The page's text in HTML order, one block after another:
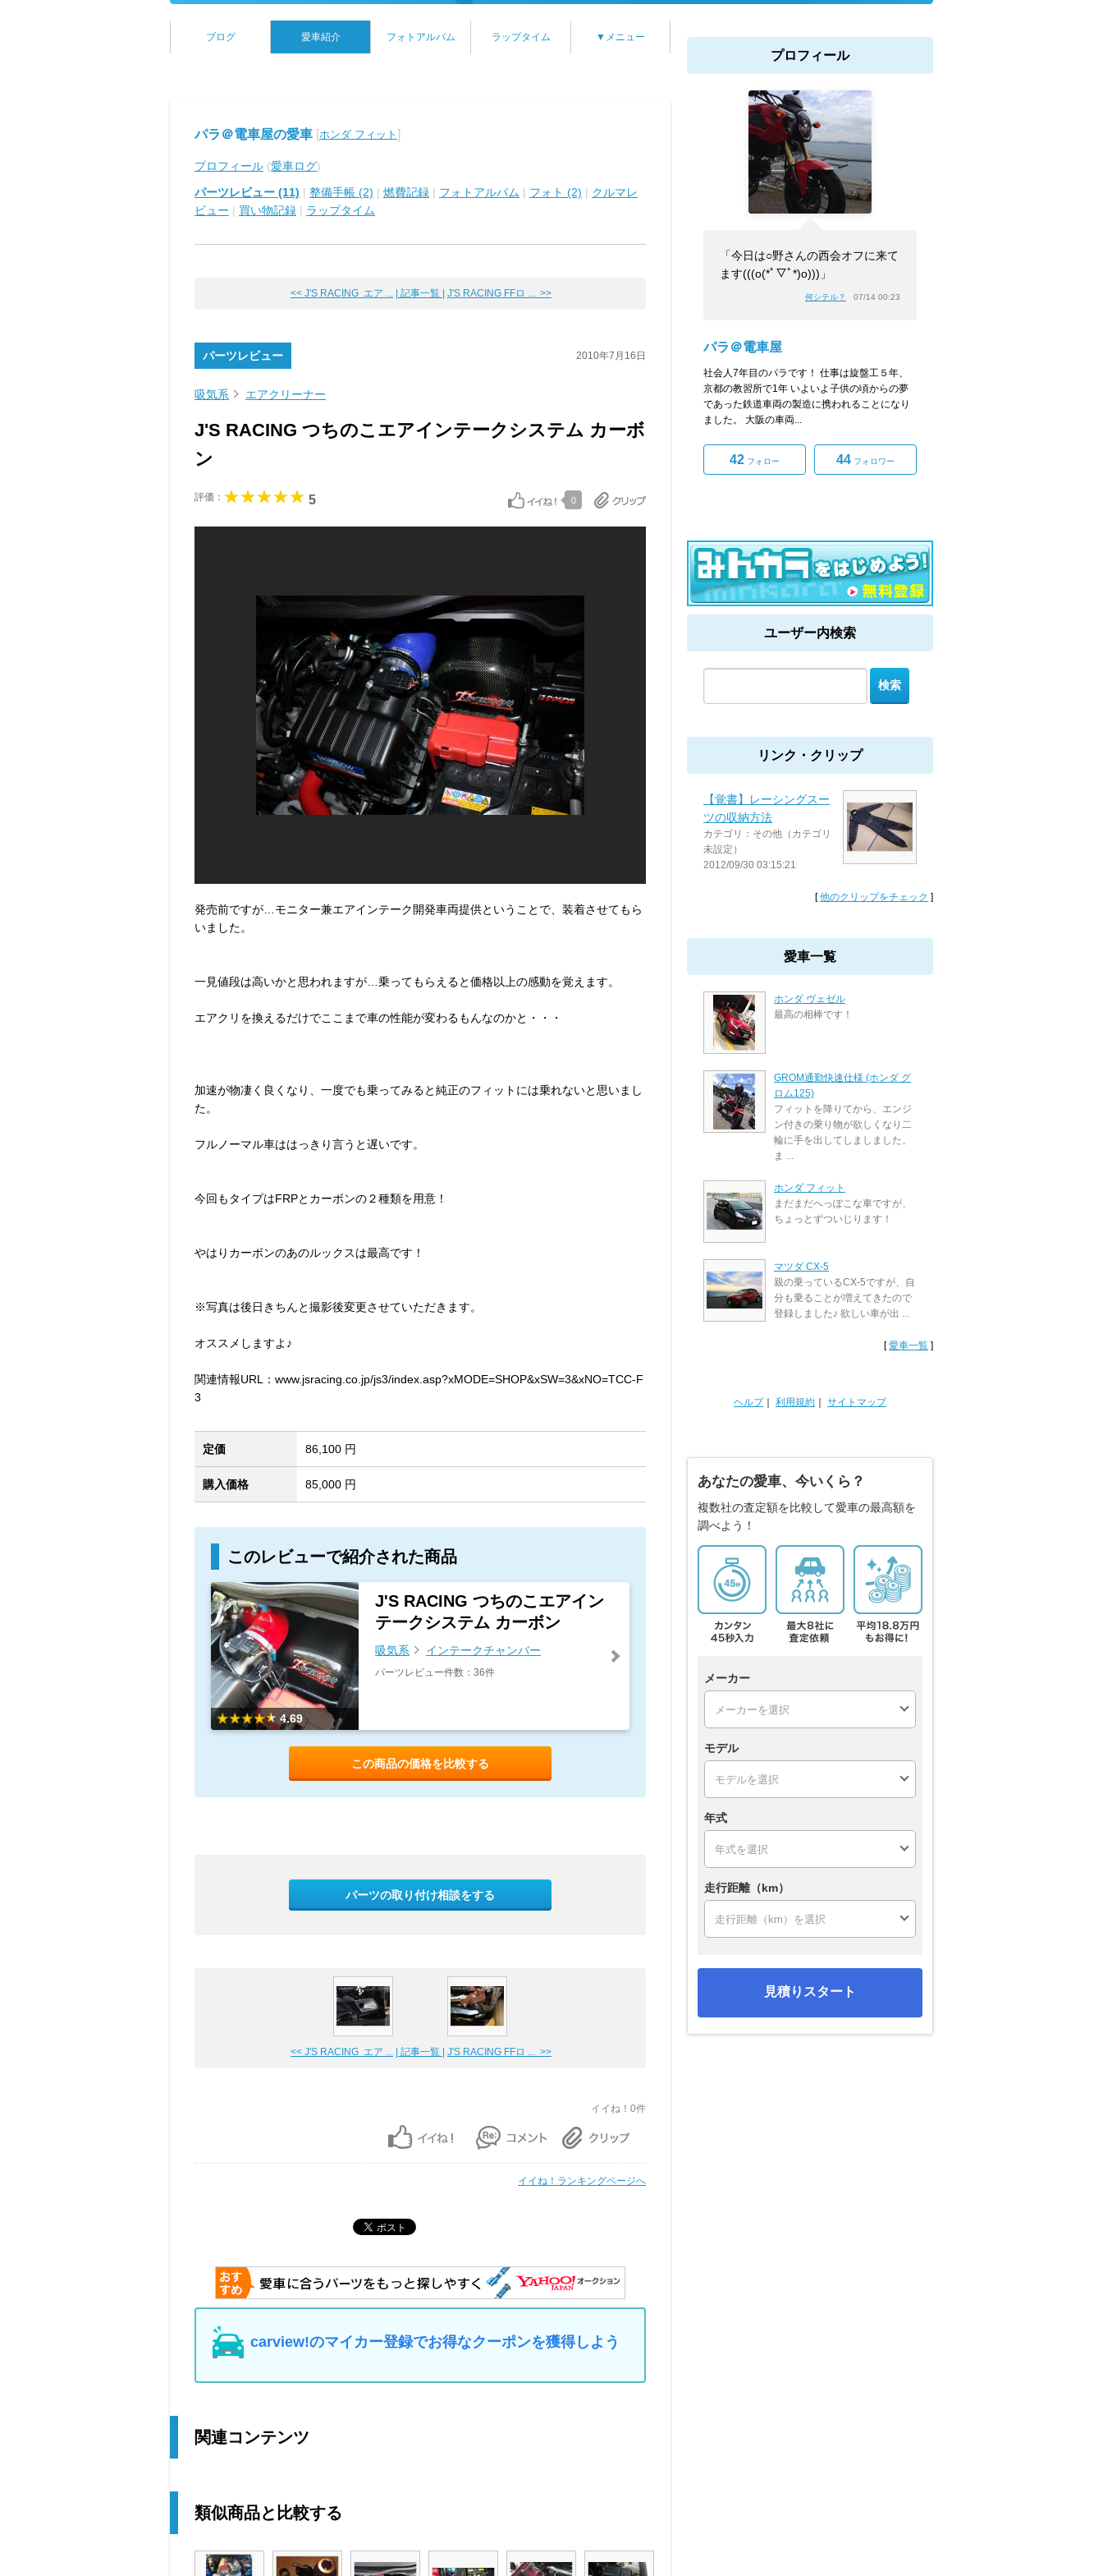
ブログ 愛車紹介 フォトアルバム ラップタイム ▼メニュー
パラ＠電車屋の愛車 [ホンダ フィット ]
プロフィール (愛車ログ)
パーツレビュー (11) | 整備手帳 (2) | 燃費記録 | フォトアルバム | フォト (2) | クルマレ
ビュー | 買い物記録 | ラップタイム
<< J'S RACING エア ... | 記事一覧 | J'S RACING FFロ ... >>
パーツレビュー 2010年7月16日
吸気系 エアクリーナー
J'S RACING つちのこエアインテークシステム カーボ
ン
評価： 5 0
発売前ですが…モニター兼エアインテーク開発車両提供ということで、装着させてもら
いました。
一見値段は高いかと思われますが…乗ってもらえると価格以上の感動を覚えます。
エアクリを換えるだけでここまで車の性能が変わるもんなのかと・・・
加速が物凄く良くなり、一度でも乗ってみると純正のフィットには乗れないと思いまし
た。
フルノーマル車ははっきり言うと遅いです。
今回もタイプはFRPとカーボンの２種類を用意！
やはりカーボンのあのルックスは最高です！
※写真は後日きちんと撮影後変更させていただきます。
オススメしますよ♪
関連情報URL：www.jsracing.co.jp/js3/index.asp?xMODE=SHOP&xSW=3&xNO=TCC-F
3
定価 86,100 円
購入価格 85,000 円
このレビューで紹介された商品
4.69
J'S RACING つちのこエアイン
テークシステム カーボン
吸気系 インテークチャンバー
パーツレビュー件数：36件
この商品の価格を比較する
パーツの取り付け相談をする
<< J'S RACING エア ... | 記事一覧 | J'S RACING FFロ ... >>
イイね！0件
イイね！ランキングページへ
carview!のマイカー登録でお得なクーポンを獲得しよう
関連コンテンツ
類似商品と比較する
プロフィール
「今日は○野さんの西会オフに来て
ます(((o(*ﾟ▽ﾟ*)o)))」
何シテル？ 07/14 00:23
パラ＠電車屋
社会人7年目のパラです！ 仕事は旋盤工５年、
京都の教習所で1年 いよいよ子供の頃からの夢
であった鉄道車両の製造に携われることになり
ました。 大阪の車両...
42 フォロー 44 フォロワー
ユーザー内検索
リンク・クリップ
【覚書】レーシングスー
ツの収納方法
カテゴリ：その他（カテゴリ
未設定）
2012/09/30 03:15:21
[他のクリップをチェック ]
愛車一覧
ホンダ ヴェゼル
最高の相棒です！
GROM通勤快速仕様 (ホンダ グ
ロム125)
フィットを降りてから、エンジ
ン付きの乗り物が欲しくなり二
輪に手を出してしましました。
ま ...
ホンダ フィット
まだまだへっぽこな車ですが、
ちょっとずついじります！
マツダ CX-5
親の乗っているCX-5ですが、自
分も乗ることが増えてきたので
登録しました♪ 欲しい車が出 ...
[愛車一覧 ]
ヘルプ｜ 利用規約 サイトマップ
あなたの愛車、今いくら？
複数社の査定額を比較して愛車の最高額を
調べよう！
メーカー
モデル
年式
走行距離（km）
見積りスタート